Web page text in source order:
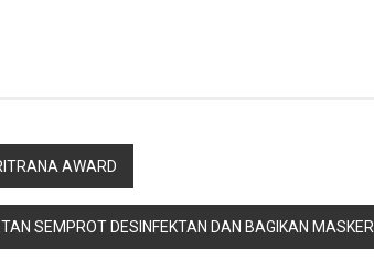
AWARD
SEMPROT DESINFEKTAN DAN BAGIKAN MASKER